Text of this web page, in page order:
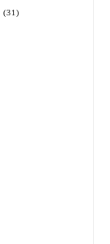
(31)